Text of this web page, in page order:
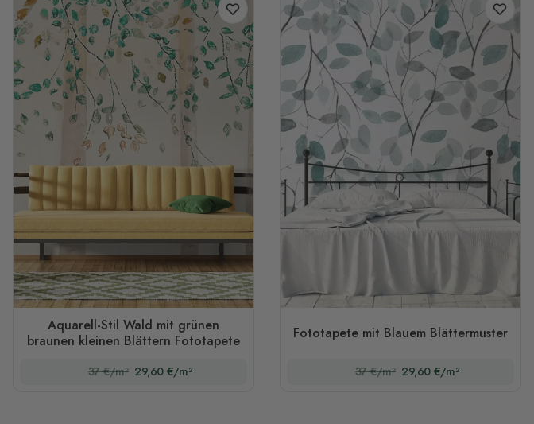
Aquarell-Stil Wald mit grünen
braunen kleinen Blättern Fototapete
37 €/m² 29,60 €/m²
Fototapete mit Blauem Blättermuster
37 €/m² 29,60 €/m²